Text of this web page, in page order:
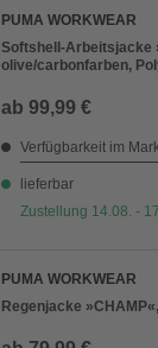
PUMA WORKWEAR
Softshell-Arbeitsjacke
olive/carbonfarben,
ab 99,99 €
Verfügbarkeit im
lieferbar
Zustellung 14.08. -
PUMA WORKWEAR
Regenjacke